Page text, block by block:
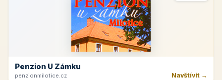
Penzion U Zámku
penzionmilotice.cz Navštívit →